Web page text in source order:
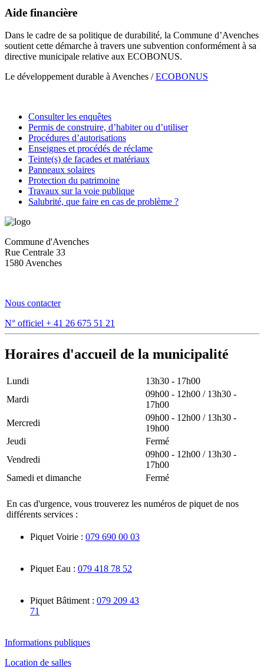
Aide financière
Dans le cadre de sa politique de durabilité, la Commune d’Avenches
soutient cette démarche à travers une subvention conformément à sa
directive municipale relative aux ECOBONUS.
Le développement durable à Avenches /ECOBONUS
Consulter les enquêtes
Permis de construire, d’habiter ou d’utiliser
Procédures d’autorisations
Enseignes et procédés de réclame
Teinte(s) de façades et matériaux
Panneaux solaires
Protection du patrimoine
Travaux sur la voie publique
Salubrité, que faire en cas de problème ?
Commune d'Avenches
Rue Centrale 33
1580 Avenches
Nous contacter
N° officiel + 41 26 675 51 21
Horaires d'accueil de la municipalité
Lundi
13h30 - 17h00
Mardi
09h00 - 12h00 / 13h30 -
17h00
Mercredi
09h00 - 12h00 / 13h30 -
19h00
Jeudi
Fermé
Vendredi
09h00 - 12h00 / 13h30 -
17h00
Samedi et dimanche
Fermé
En cas d'urgence, vous trouverez les numéros de piquet de nos
différents services :
Piquet Voirie : 079 690 00 03
Piquet Eau : 079 418 78 52
Piquet Bâtiment : 079 209 43
71
Informations publiques
Location de salles